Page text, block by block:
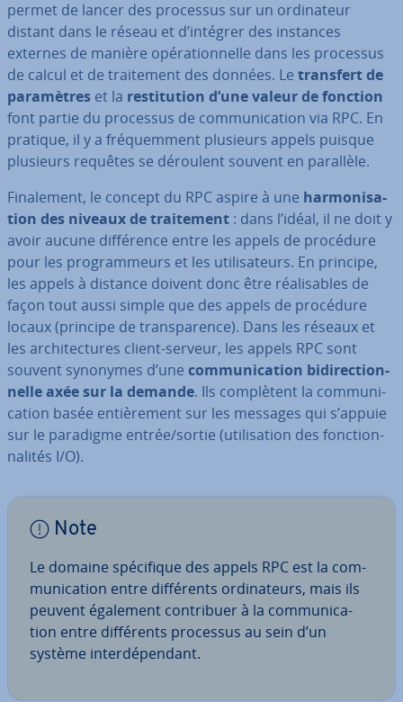
permet de lancer des processus sur un or­di­na­teur
distant dans le réseau et d’intégrer des instances
externes de manière opé­ra­tion­nelle dans les processus
de calcul et de trai­te­ment des données. Le transfert de
pa­ra­mètres et la res­ti­tu­tion d’une valeur de fonction
font partie du processus de com­mu­ni­ca­tion via RPC. En
pratique, il y a fré­quem­ment plusieurs appels puisque
plusieurs requêtes se déroulent souvent en parallèle.
Fi­na­le­ment, le concept du RPC aspire à une har­mo­ni­sa­
tion des niveaux de trai­te­ment : dans l’idéal, il ne doit y
avoir aucune dif­fé­rence entre les appels de procédure
pour les pro­gram­meurs et les uti­li­sa­teurs. En principe,
les appels à distance doivent donc être réa­li­sables de
façon tout aussi simple que des appels de procédure
locaux (principe de trans­pa­rence). Dans les réseaux et
les ar­chi­tec­tures client-serveur, les appels RPC sont
souvent synonymes d’une com­mu­ni­ca­tion bi­di­rec­tion­
nelle axée sur la demande. Ils com­plè­tent la com­mu­ni­
ca­tion basée en­tiè­re­ment sur les messages qui s’appuie
sur le paradigme entrée/sortie (uti­li­sa­tion des fonc­tion­
na­li­tés I/O).
Note
Le domaine spé­ci­fique des appels RPC est la com­
mu­ni­ca­tion entre dif­fé­rents or­di­na­teurs, mais ils
peuvent également con­tri­buer à la com­mu­ni­ca­
tion entre dif­fé­rents processus au sein d’un
système in­ter­dé­pen­dant.